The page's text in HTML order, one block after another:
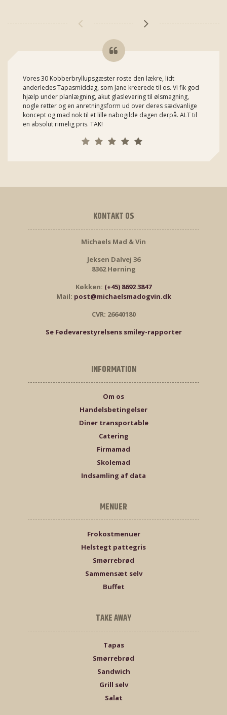
Vores 30 Kobberbryllupsgæster roste den lækre, lidt
anderledes Tapasmiddag, som Jane kreerede til os. Vi fik god
hjælp under planlægning, akut glaslevering til ølsmagning,
nogle retter og en anretningsform ud over deres sædvanlige
koncept og mad nok til et lille nabogilde dagen derpå. ALT til
en absolut rimelig pris. TAK!
KONTAKT OS
Michaels Mad & Vin
Jeksen Dalvej 36
8362 Hørning
Køkken: (+45) 8692 3847
Mail: post@michaelsmadogvin.dk
CVR: 26640180
Se Fødevarestyrelsens smiley-rapporter
INFORMATION
Om os
Handelsbetingelser
Diner transportable
Catering
Firmamad
Skolemad
Indsamling af data
MENUER
Frokostmenuer
Helstegt pattegris
Smørrebrød
Sammensæt selv
Buffet
TAKE AWAY
Tapas
Smørrebrød
Sandwich
Grill selv
Salat